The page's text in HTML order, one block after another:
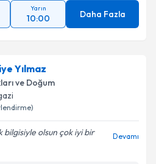
Yarın
10:00 Daha Fazla
Yılmaz
ve Doğum
olsun çok iyi bir
Devamı